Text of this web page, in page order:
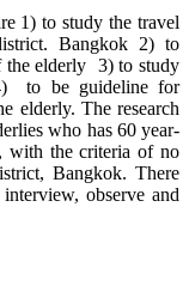
to study the travel
Bangkok 2) to
the elderly 3) to study
to be guideline for
elderly. The research
who has 60 year-
with the criteria of no
Bangkok. There
observe and